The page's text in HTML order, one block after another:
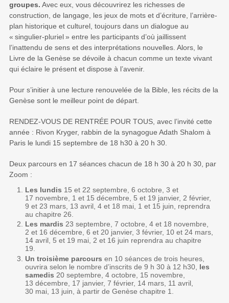
groupes. Avec eux, vous découvrirez les richesses de
construction, de langage, les jeux de mots et d’écriture, l’arrière-
plan historique et culturel, toujours dans un dialogue au
« singulier-pluriel » entre les participants d’où jaillissent
l’inattendu de sens et des interprétations nouvelles. Alors, le
Livre de la Genèse se dévoile à chacun comme un texte vivant
qui éclaire le présent et dispose à l’avenir.
Pour s’initier à une lecture renouvelée de la Bible, les récits de la
Genèse sont le meilleur point de départ.
RENDEZ-VOUS DE RENTRÉE POUR TOUS, avec l’invité cette
année : Rivon Kryger, rabbin de la synagogue Adath Shalom à
Paris le lundi 15 septembre de 18 h30 à 20 h 30.
Deux parcours en 17 séances chacun de 18 h 30 à 20 h 30, par
Zoom :
Les lundis 15 et 22 septembre, 6 octobre, 3 et
17 novembre, 1 et 15 décembre, 5 et 19 janvier, 2 février,
9 et 23 mars, 13 avril, 4 et 18 mai, 1 et 15 juin, reprendra
au chapitre 26.
Les mardis 23 septembre, 7 octobre, 4 et 18 novembre,
2 et 16 décembre, 6 et 20 janvier, 3 février, 10 et 24 mars,
14 avril, 5 et 19 mai, 2 et 16 juin reprendra au chapitre
19.
Un troisième parcours en 10 séances de trois heures,
ouvrira selon le nombre d’inscrits de 9 h 30 à 12 h30, les
samedis 20 septembre, 4 octobre, 15 novembre,
13 décembre, 17 janvier, 7 février, 14 mars, 11 avril,
30 mai, 13 juin, à partir de Genèse chapitre 1.